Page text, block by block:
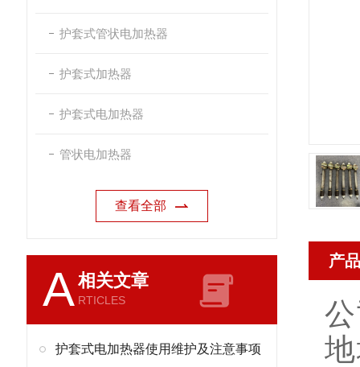
护套式管状电加热器
护套式加热器
护套式电加热器
管状电加热器
查看全部
A相关文章
RTICLES
护套式电加热器使用维护及注意事项
产